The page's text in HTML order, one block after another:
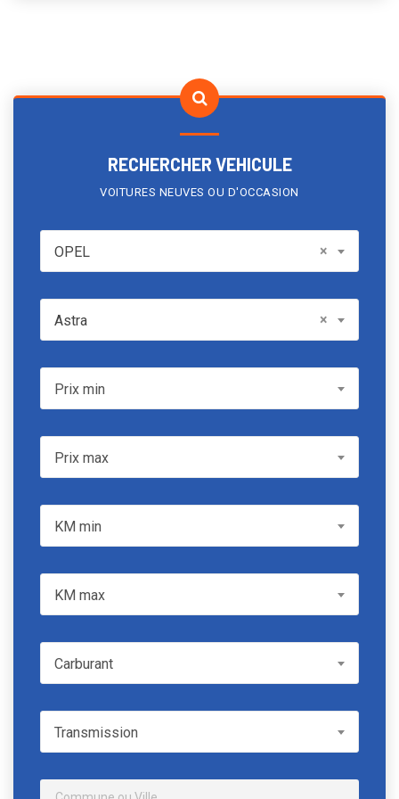
RECHERCHER VEHICULE
VOITURES NEUVES OU D'OCCASION
OPEL ×
OPEL
Model ×
Astra
Prix minPrix min
Prix maxPrix max
KM min
KM max
CarburantCarburant
TransmissionTransmission